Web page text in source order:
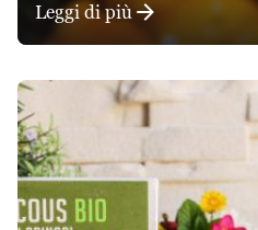
Leggi di più